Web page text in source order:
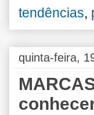
tendências,
quinta-feira,